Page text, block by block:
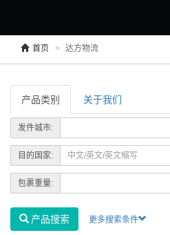
首页 达方物流
产品类别 关于我们
发件城市:
目的国家:
包裹重量:
产品搜索 更多搜索条件